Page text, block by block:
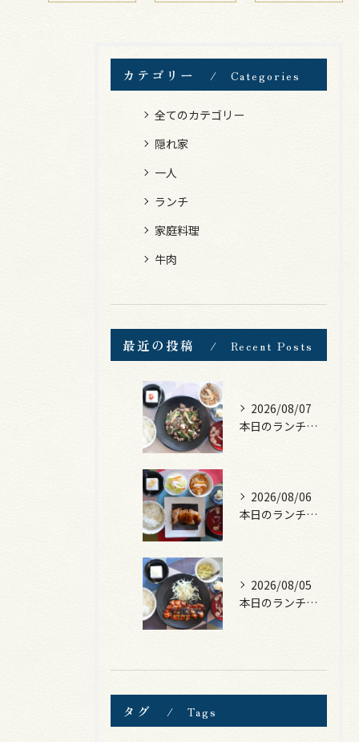
カテゴリー Categories
全てのカテゴリー
隠れ家
一人
ランチ
家庭料理
牛肉
最近の投稿 Recent Posts
2026/08/07
本日のランチは、黒毛和牛のチャプチェ！
2026/08/06
本日のランチは、照焼きチキン！
2026/08/05
本日のランチは、ロース豚カツ梅はさみ！
タグ Tags